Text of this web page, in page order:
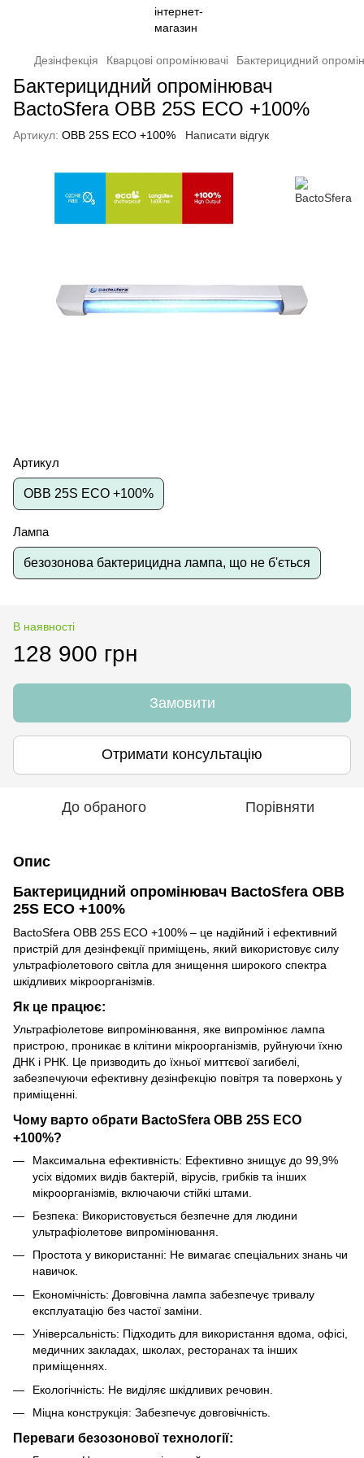
Дезінфекція Кварцові опромінювачі Бактерицидний
Бактерицидний опромінювач
BactoSfera OBB 25S ECO +100%
Артикул: OBB 25S ECO +100% Написати відгук
Артикул
OBB 25S ECO +100%
Лампа
безозонова бактерицидна лампа, що не б'ється
В наявності
128 900 грн
Замовити
Отримати консультацію
До обраного Порівняти
Опис
Бактерицидний опромінювач BactoSfera OBB
25S ECO +100%
BactoSfera OBB 25S ECO +100% – це надійний і ефективний
пристрій для дезінфекції приміщень, який використовує силу
ультрафіолетового світла для знищення широкого спектра
шкідливих мікроорганізмів.
Як це працює:
Ультрафіолетове випромінювання, яке випромінює лампа
пристрою, проникає в клітини мікроорганізмів, руйнуючи їхню
ДНК і РНК. Це призводить до їхньої миттєвої загибелі,
забезпечуючи ефективну дезінфекцію повітря та поверхонь у
приміщенні.
Чому варто обрати BactoSfera OBB 25S ECO
+100%?
Максимальна ефективність: Ефективно знищує до 99,9%
усіх відомих видів бактерій, вірусів, грибків та інших
мікроорганізмів, включаючи стійкі штами.
Безпека: Використовується безпечне для людини
ультрафіолетове випромінювання.
Простота у використанні: Не вимагає спеціальних знань чи
навичок.
Економічність: Довговічна лампа забезпечує тривалу
експлуатацію без частої заміни.
Універсальність: Підходить для використання вдома, офісі,
медичних закладах, школах, ресторанах та інших
приміщеннях.
Екологічність: Не виділяє шкідливих речовин.
Міцна конструкція: Забезпечує довговічність.
Переваги безозонової технології: